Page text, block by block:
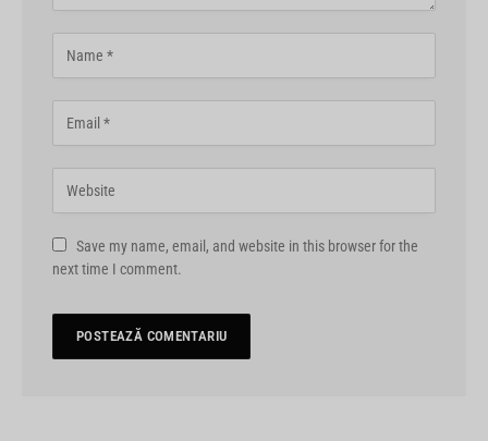
Save my name, email, and website in this browser for the
next time I comment.